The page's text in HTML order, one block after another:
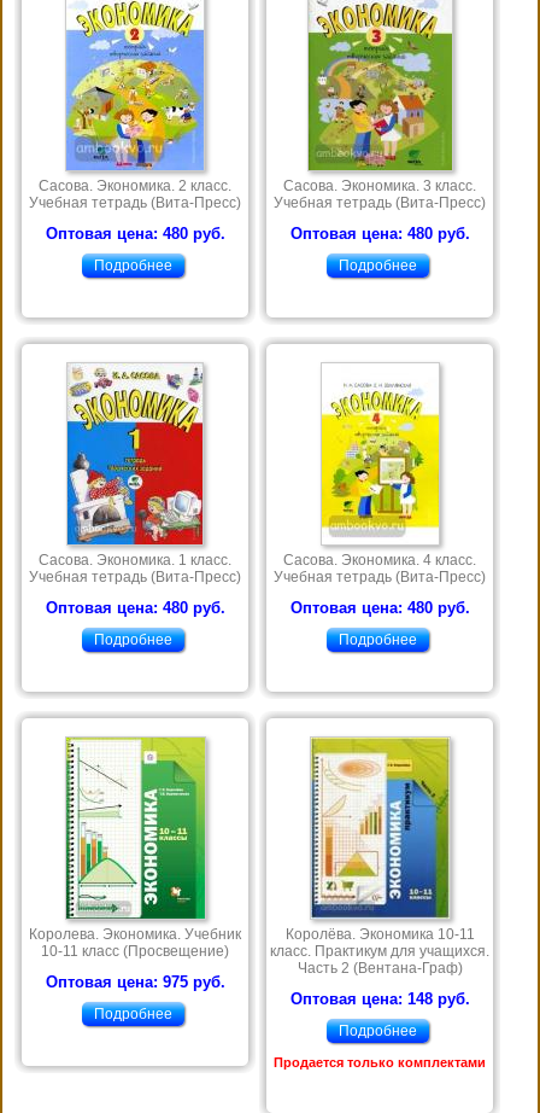
Сасова. Экономика. 2 класс.
Учебная тетрадь (Вита-Пресс)
Оптовая цена: 480 руб.
Подробнее
Сасова. Экономика. 3 класс.
Учебная тетрадь (Вита-Пресс)
Оптовая цена: 480 руб.
Подробнее
Сасова. Экономика. 1 класс.
Учебная тетрадь (Вита-Пресс)
Оптовая цена: 480 руб.
Подробнее
Сасова. Экономика. 4 класс.
Учебная тетрадь (Вита-Пресс)
Оптовая цена: 480 руб.
Подробнее
Королева. Экономика. Учебник
10-11 класс (Просвещение)
Оптовая цена: 975 руб.
Подробнее
Королёва. Экономика 10-11
класс. Практикум для учащихся.
Часть 2 (Вентана-Граф)
Оптовая цена: 148 руб.
Подробнее
Продается только комплектами